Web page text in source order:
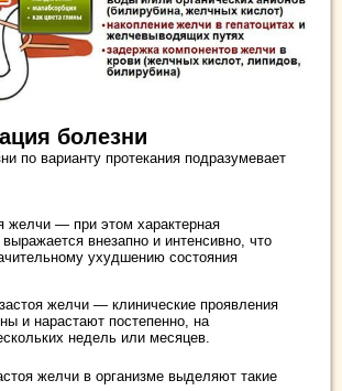
болезни
по варианту протекания подразумевает
желчи — при этом характерная
внезапно и интенсивно, что
ухудшению состояния
желчи — клинические проявления
и нарастают постепенно, на
недель или месяцев.
желчи в организме выделяют такие